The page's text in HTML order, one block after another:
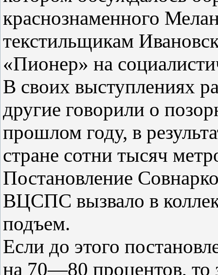
краснознаменного
текстильщикам
«Пионер» на
В своих выступлениях
другие говорили о
прошлом году, в
стране сотни тысяч
Постановление
ВЦСПС вызвало в
подъем.
Если до этого
на 70—80 процентов, то